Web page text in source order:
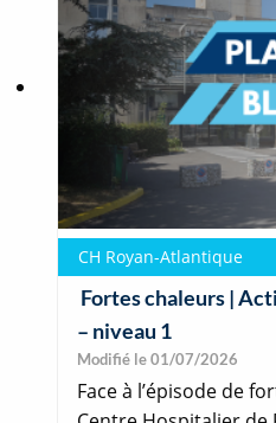
CH Royan-Atlantique
Fortes chaleurs |
– niveau 1
Modifié le 01/07/2026
Face à l’épisode de